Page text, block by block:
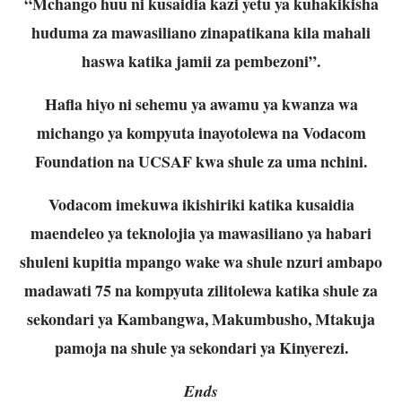
huduma za mawasiliano zinapatikana kila mahali
haswa katika jamii za pembezoni”.
Hafla hiyo ni sehemu ya awamu ya kwanza wa
michango ya kompyuta inayotolewa na Vodacom
Foundation na UCSAF kwa shule za uma nchini.
Vodacom imekuwa ikishiriki katika kusaidia
maendeleo ya teknolojia ya mawasiliano ya habari
shuleni kupitia mpango wake wa shule nzuri ambapo
madawati 75 na kompyuta zilitolewa katika shule za
sekondari ya Kambangwa, Makumbusho, Mtakuja
pamoja na shule ya sekondari ya Kinyerezi.
Ends